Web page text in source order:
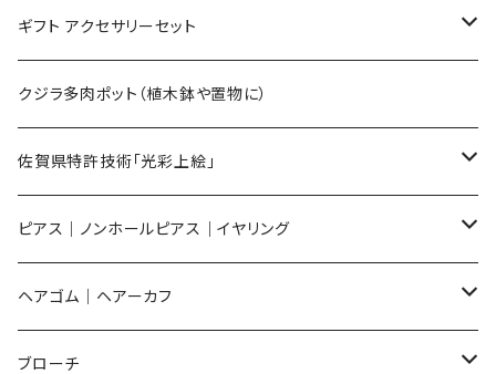
Mサイズ
Sサイズ
ギフト アクセサリーセット
flower
メンズ ギフトセット
クジラ多肉ポット（植木鉢や置物に）
佐賀県特許技術「光彩上絵」
ピアス
イヤリング
ノンホールピアス
ピアス｜ノンホールピアス｜イヤリング
ピアス
Flower
ノンホールピアス
ヘアゴム｜ヘアーカフ
Flower
ブローチ